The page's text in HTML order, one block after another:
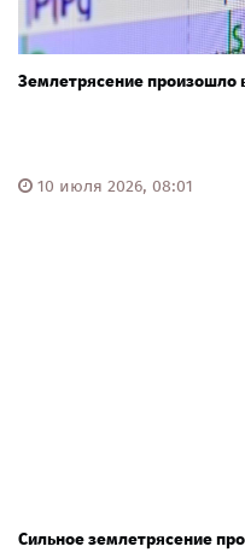
Землетрясение произошло
10 июля 2026, 08:01
Сильное землетрясение